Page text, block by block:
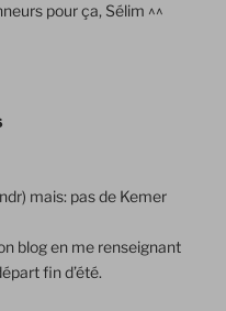
pour ça, Sélim ^^
mais: pas de Kemer
blog en me renseignant
fin d’été.